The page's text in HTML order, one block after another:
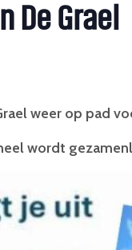
Grael
weer op
wordt